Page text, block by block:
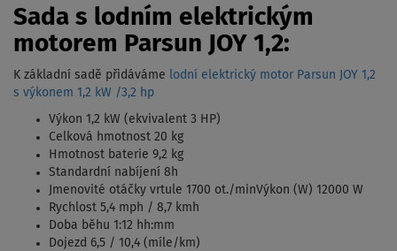
Sada s lodním elektrickým
motorem Parsun JOY 1,2:
K základní sadě přidáváme lodní elektrický motor Parsun JOY 1,2
s výkonem 1,2 kW /3,2 hp
Výkon 1,2 kW (ekvivalent 3 HP)
Celková hmotnost 20 kg
Hmotnost baterie 9,2 kg
Standardní nabíjení 8h
Jmenovité otáčky vrtule 1700 ot./minVýkon (W) 12000 W
Rychlost 5,4 mph / 8,7 kmh
Doba běhu 1:12 hh:mm
Dojezd 6,5 / 10,4 (míle/km)